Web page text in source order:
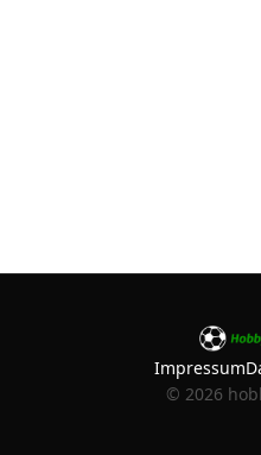
Impressum
© 2026